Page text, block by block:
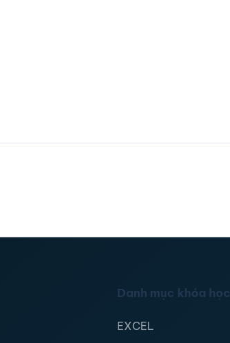
Danh mục khóa học
EXCEL